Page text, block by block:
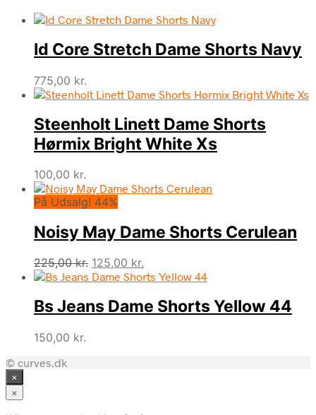
Id Core Stretch Dame Shorts Navy
775,00 kr.
Steenholt Linett Dame Shorts
Hørmix Bright White Xs
100,00 kr.
På Udsalg! 44%
Noisy May Dame Shorts Cerulean
225,00kr. Den
oprindelige
var:
225,00 kr..
125,00 kr.
aktuelle
er:
125,00 kr..
Bs Jeans Dame Shorts Yellow 44
150,00 kr.
© curves.dk
×
×